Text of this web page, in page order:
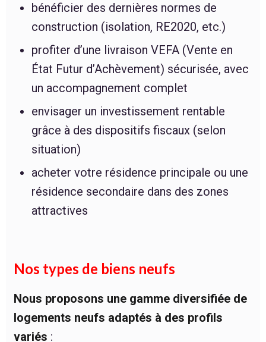
bénéficier des dernières normes de
construction (isolation, RE2020, etc.)
profiter d’une livraison VEFA (Vente en
État Futur d’Achèvement) sécurisée, avec
un accompagnement complet
envisager un investissement rentable
grâce à des dispositifs fiscaux (selon
situation)
acheter votre résidence principale ou une
résidence secondaire dans des zones
attractives
Nos types de biens neufs
Nous proposons une gamme diversifiée de
logements neufs adaptés à des profils
variés :